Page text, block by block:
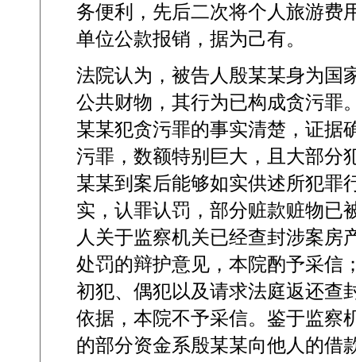
务便利，先后二次将个人旅游费
单位公款报销，据为己有。
法院认为，被告人殷某某身为国
公共财物，其行为已构成贪污罪
某某犯贪污罪的事实清楚，证据
污罪，数额特别巨大，且大部分
某某到案后能够如实供述所犯罪
实，认罪认罚，部分赃款赃物已
人关于监察机关已经查封涉案房
处罚的辩护意见，本院酌予采信
初犯、偶犯以及请求法庭返还查
依据，本院不予采信。鉴于监察
的部分资金系殷某某向他人的借